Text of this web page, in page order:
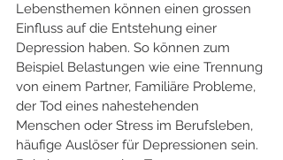
Lebensthemen können einen grossen
Einfluss auf die Entstehung einer
Depression haben. So können zum
Beispiel Belastungen wie eine Trennung
von einem Partner, Familiäre Probleme,
der Tod eines nahestehenden
Menschen oder Stress im Berufsleben,
häufige Auslöser für Depressionen sein.